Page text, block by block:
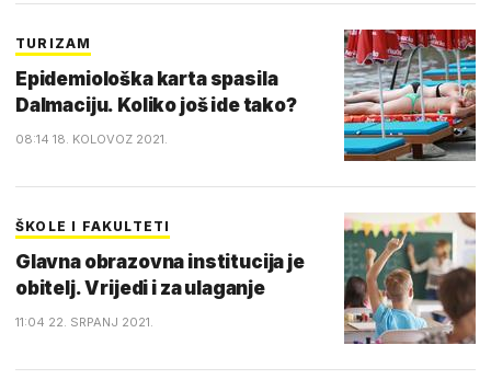
TURIZAM
Epidemiološka karta spasila
Dalmaciju. Koliko još ide tako?
08:14 18. KOLOVOZ 2021.
ŠKOLE I FAKULTETI
Glavna obrazovna institucija je
obitelj. Vrijedi i za ulaganje
11:04 22. SRPANJ 2021.